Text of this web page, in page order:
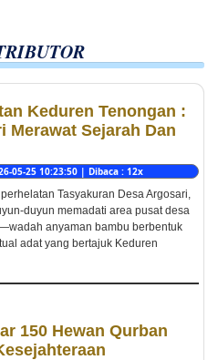
Keduren Tenongan :
Merawat Sejarah Dan
05-25 10:23:50 | Dibaca : 12x
Tasyakuran Desa Argosari,
duyun memadati area pusat desa
anyaman bambu berbentuk
adat yang bertajuk Keduren
150 Hewan Qurban